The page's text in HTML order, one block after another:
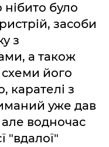
було
засоби
з
а також
схеми його
карателі з
уже дав
але водночас
"вдалої"